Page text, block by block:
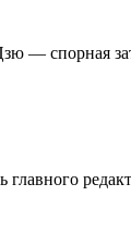
— спорная